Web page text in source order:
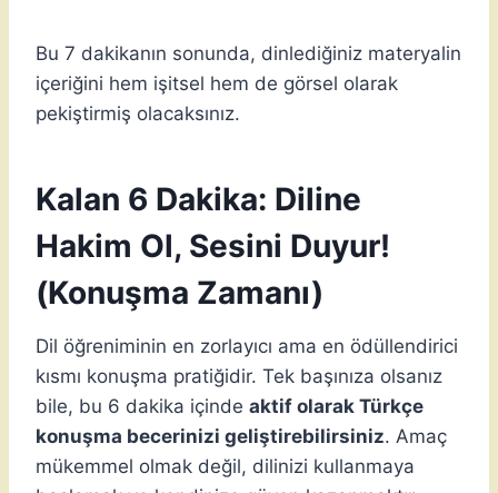
Bu 7 dakikanın sonunda, dinlediğiniz materyalin
içeriğini hem işitsel hem de görsel olarak
pekiştirmiş olacaksınız.
Kalan 6 Dakika: Diline
Hakim Ol, Sesini Duyur!
(Konuşma Zamanı)
Dil öğreniminin en zorlayıcı ama en ödüllendirici
kısmı konuşma pratiğidir. Tek başınıza olsanız
bile, bu 6 dakika içinde aktif olarak Türkçe
konuşma becerinizi geliştirebilirsiniz. Amaç
mükemmel olmak değil, dilinizi kullanmaya